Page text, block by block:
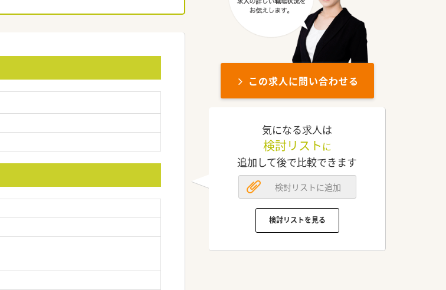
この求人に問い合わせる
気になる求人は
検討リスト に
追加して後で比較できます
検討リストに追加
検討リストを見る